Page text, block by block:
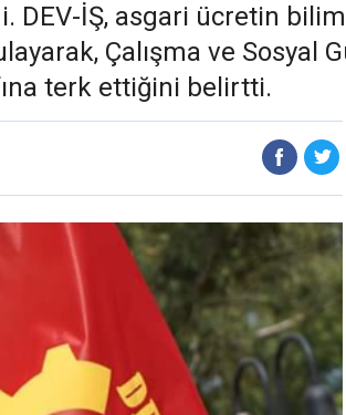
İŞ, asgari ücretin
Çalışma ve Sosyal
terk ettiğini belirtti.